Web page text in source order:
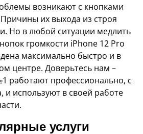
возникают с кнопками
Причины их выхода из строя
Но в любой ситуации медлить
громкости iPhone 12 Pro
максимально быстро и в
центре. Доверьтесь нам –
работают профессионально, с
и используют в своей работе
услуги